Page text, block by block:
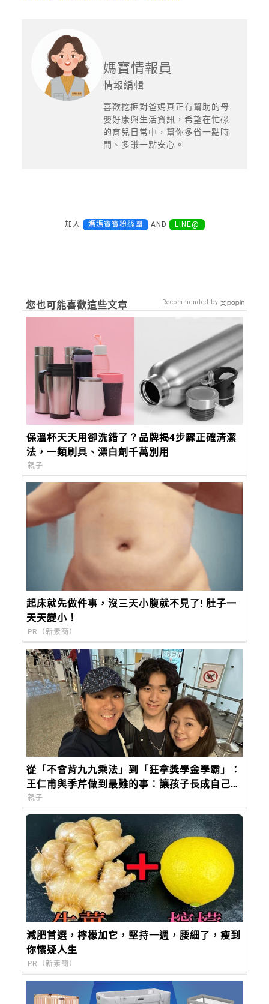
媽寶情報員
情報編輯
喜歡挖掘對爸媽真正有幫助的母
嬰好康與生活資訊，希望在忙碌
的育兒日常中，幫你多省一點時
間、多賺一點安心。
加入 媽媽寶寶粉絲團 AND LINE@
您也可能喜歡這些文章
保溫杯天天用卻洗錯了？品牌揭4步驟正確清潔
法，一類刷具、漂白劑千萬別用
親子
起床就先做件事，沒三天小腹就不見了! 肚子一
天天變小！
PR（新素簡）
從「不會背九九乘法」到「狂拿獎學金學霸」：
王仁甫與季芹做到最難的事：讓孩子長成自己的
樣子
親子
減肥首選，檸檬加它，堅持一週，腰細了，瘦到
你懷疑人生
PR（新素簡）
Recommended by